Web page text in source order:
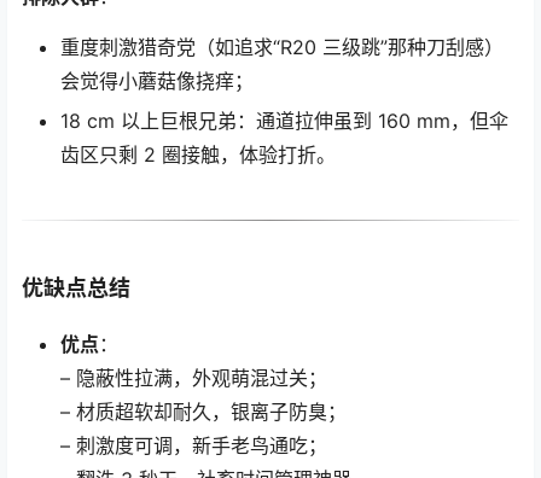
重度刺激猎奇党（如追求“R20 三级跳”那种刀刮感）
会觉得小蘑菇像挠痒；
18 cm 以上巨根兄弟：通道拉伸虽到 160 mm，但伞
齿区只剩 2 圈接触，体验打折。
优缺点总结
优点 ：
– 隐蔽性拉满，外观萌混过关；
– 材质超软却耐久，银离子防臭；
– 刺激度可调，新手老鸟通吃；